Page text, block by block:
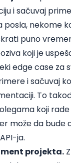
i sačuvaj
nekome
puno
koji je
edge case za
i sačuvaj
To
koji
može da bude
ja.
projekta.